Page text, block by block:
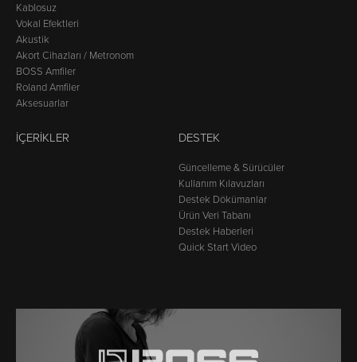
Kablosuz
Vokal Efektleri
Akustik
Akort Cihazları / Metronom
BOSS Amfiler
Roland Amfiler
Aksesuarlar
İÇERIKLER DESTEK
Güncelleme & Sürücüler
Kullanım Kılavuzları
Destek Dökümanlar
Ürün Veri Tabanı
Destek Haberleri
Quick Start Video